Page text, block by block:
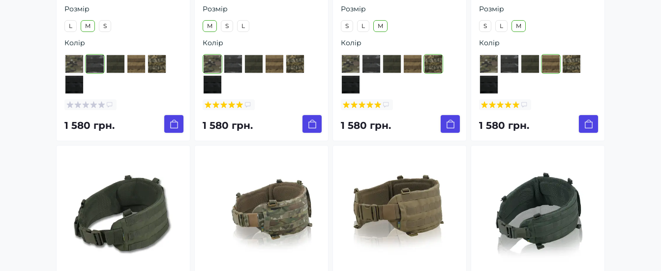
Розмір
L M S
Колір
1 580 грн.
Розмір
M S L
Колір
1 580 грн.
Розмір
S L M
Колір
1 580 грн.
Розмір
S L M
Колір
1 580 грн.